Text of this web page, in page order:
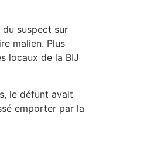
suspect sur
malien. Plus
locaux de la BIJ
le défunt avait
emporter par la